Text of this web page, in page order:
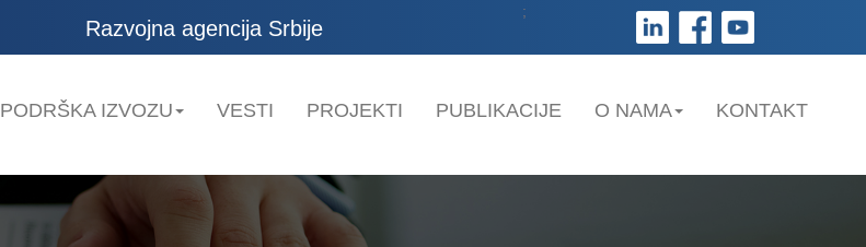
Razvojna agencija Srbije
;
PODRŠKA IZVOZU VESTI PROJEKTI PUBLIKACIJE O NAMA KONTAKT